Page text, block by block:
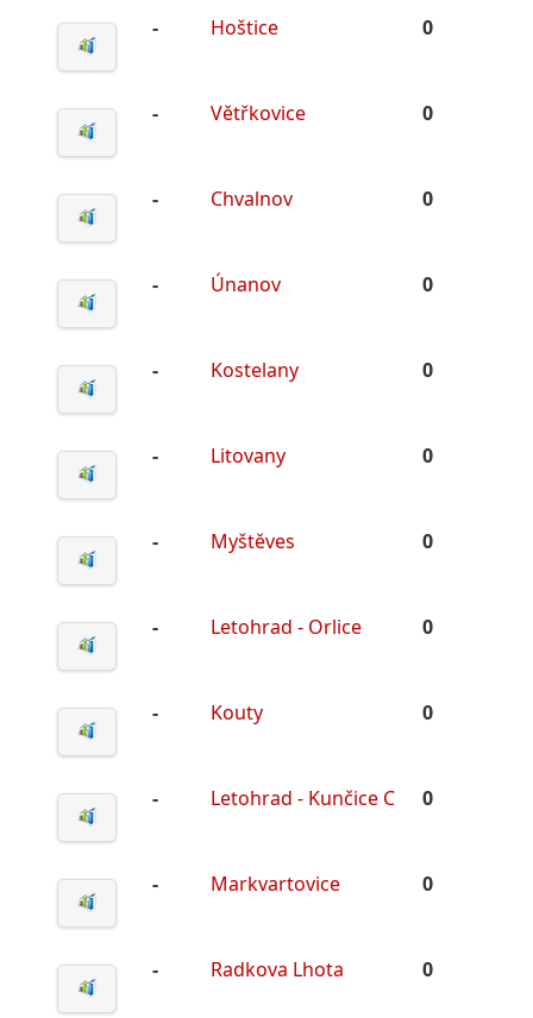
- Hoštice 0
- Větřkovice 0
- Chvalnov 0
- Únanov 0
- Kostelany 0
- Litovany 0
- Myštěves 0
- Letohrad - Orlice 0
- Kouty 0
- Letohrad - Kunčice C 0
- Markvartovice 0
- Radkova Lhota 0